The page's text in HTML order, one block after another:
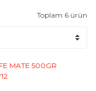
Toplam 6 ürün